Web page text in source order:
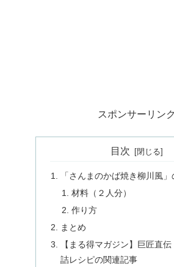
スポンサーリンク
目次
「さんまのかば焼き柳川風
材料（２人分）
作り方
まとめ
【まる得マガジン】巨匠直
詰レシピの関連記事